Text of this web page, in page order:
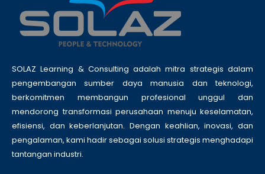
SOLAZ Learning & Consulting adalah mitra strategis dalam
pengembangan sumber daya manusia dan teknologi,
berkomitmen membangun profesional unggul dan
mendorong transformasi perusahaan menuju keselamatan,
efisiensi, dan keberlanjutan. Dengan keahlian, inovasi, dan
pengalaman, kami hadir sebagai solusi strategis menghadapi
tantangan industri.